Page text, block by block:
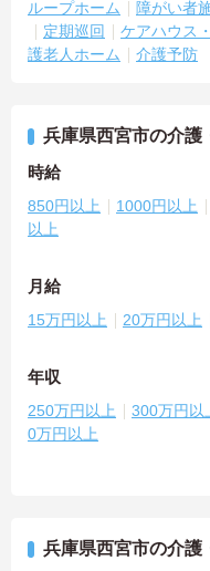
ループホーム
障がい者
定期巡回
ケアハウス
護老人ホーム
介護予防
兵庫県西宮市の介護
時給
850円以上 1000円以上
以上
月給
15万円以上 20万円以上
年収
250万円以上 300万円以
0万円以上
兵庫県西宮市の介護